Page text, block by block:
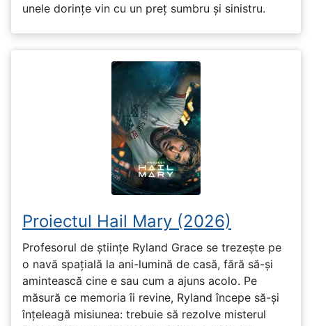
unele dorințe vin cu un preț sumbru și sinistru.
Proiectul Hail Mary (2026)
Profesorul de științe Ryland Grace se trezește pe
o navă spațială la ani-lumină de casă, fără să-și
amintească cine e sau cum a ajuns acolo. Pe
măsură ce memoria îi revine, Ryland începe să-și
înțeleagă misiunea: trebuie să rezolve misterul